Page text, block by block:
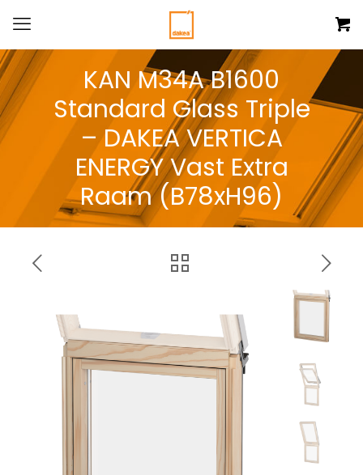
KAN M34A B1600
Standard Glass Triple
– DAKEA VERTICA
ENERGY Vast Extra
Raam (B78xH96)